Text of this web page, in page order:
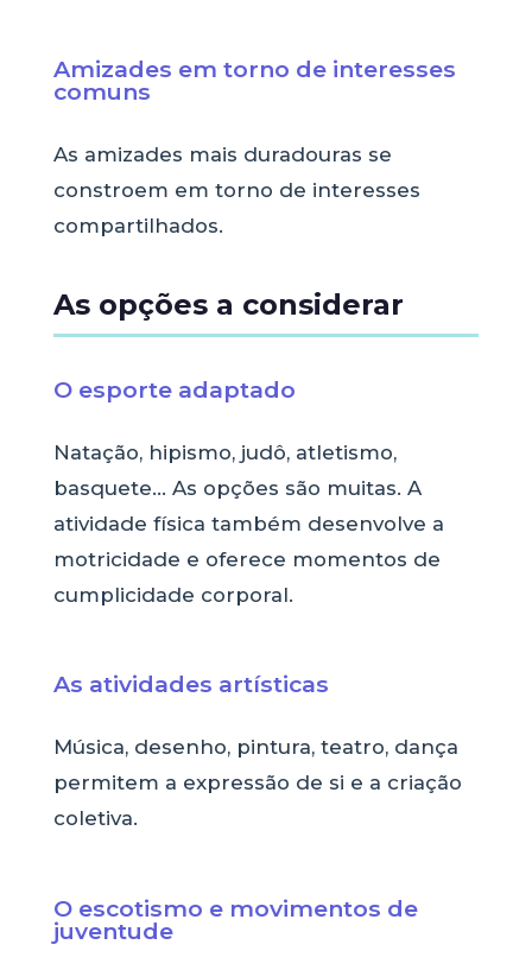
Amizades em torno de interesses
comuns
As amizades mais duradouras se
constroem em torno de interesses
compartilhados.
As opções a considerar
O esporte adaptado
Natação, hipismo, judô, atletismo,
basquete... As opções são muitas. A
atividade física também desenvolve a
motricidade e oferece momentos de
cumplicidade corporal.
As atividades artísticas
Música, desenho, pintura, teatro, dança
permitem a expressão de si e a criação
coletiva.
O escotismo e movimentos de
juventude